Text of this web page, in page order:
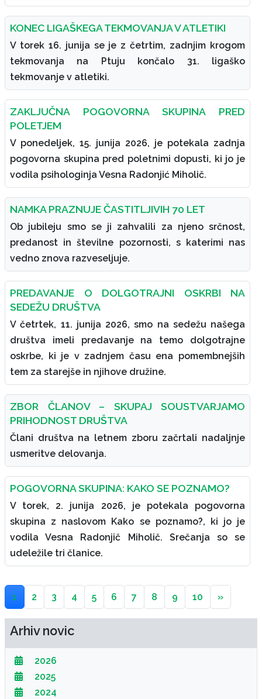
Arhiv novic
2026
2025
2024
KONEC LIGAŠKEGA TEKMOVANJA V ATLETIKI
V torek 16. junija se je z četrtim, zadnjim krogom
tekmovanja na Ptuju končalo 31. ligaško
tekmovanje v atletiki.
ZAKLJUČNA POGOVORNA SKUPINA PRED
POLETJEM
V ponedeljek, 15. junija 2026, je potekala zadnja
pogovorna skupina pred poletnimi dopusti, ki jo je
vodila psihologinja Vesna Radonjić Miholič.
NAMKA PRAZNUJE ČASTITLJIVIH 70 LET
Ob jubileju smo se ji zahvalili za njeno srčnost,
predanost in številne pozornosti, s katerimi nas
vedno znova razveseljuje.
PREDAVANJE O DOLGOTRAJNI OSKRBI NA
SEDEŽU DRUŠTVA
V četrtek, 11. junija 2026, smo na sedežu našega
društva imeli predavanje na temo dolgotrajne
oskrbe, ki je v zadnjem času ena pomembnejših
tem za starejše in njihove družine.
ZBOR ČLANOV – SKUPAJ SOUSTVARJAMO
PRIHODNOST DRUŠTVA
Člani društva na letnem zboru začrtali nadaljnje
usmeritve delovanja.
POGOVORNA SKUPINA: KAKO SE POZNAMO?
V torek, 2. junija 2026, je potekala pogovorna
skupina z naslovom Kako se poznamo?, ki jo je
vodila Vesna Radonjič Miholič. Srečanja so se
udeležile tri članice.
1 2 3 4 5 6 7 8 9 10 »